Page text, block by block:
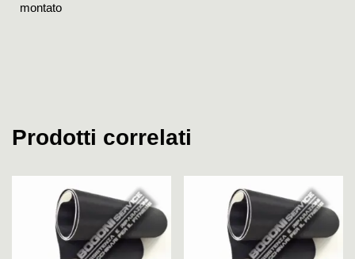
montato
Prodotti correlati